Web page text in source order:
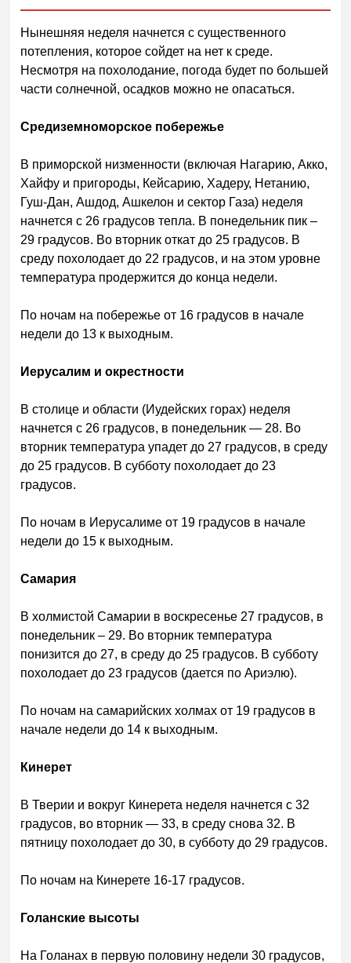
Нынешняя неделя начнется с существенного
потепления, которое сойдет на нет к среде.
Несмотря на похолодание, погода будет по большей
части солнечной, осадков можно не опасаться.
Средиземноморское побережье
В приморской низменности (включая Нагарию, Акко,
Хайфу и пригороды, Кейсарию, Хадеру, Нетанию,
Гуш-Дан, Ашдод, Ашкелон и сектор Газа) неделя
начнется с 26 градусов тепла. В понедельник пик –
29 градусов. Во вторник откат до 25 градусов. В
среду похолодает до 22 градусов, и на этом уровне
температура продержится до конца недели.
По ночам на побережье от 16 градусов в начале
недели до 13 к выходным.
Иерусалим и окрестности
В столице и области (Иудейских горах) неделя
начнется с 26 градусов, в понедельник — 28. Во
вторник температура упадет до 27 градусов, в среду
до 25 градусов. В субботу похолодает до 23
градусов.
По ночам в Иерусалиме от 19 градусов в начале
недели до 15 к выходным.
Самария
В холмистой Самарии в воскресенье 27 градусов, в
понедельник – 29. Во вторник температура
понизится до 27, в среду до 25 градусов. В субботу
похолодает до 23 градусов (дается по Ариэлю).
По ночам на самарийских холмах от 19 градусов в
начале недели до 14 к выходным.
Кинерет
В Тверии и вокруг Кинерета неделя начнется с 32
градусов, во вторник — 33, в среду снова 32. В
пятницу похолодает до 30, в субботу до 29 градусов.
По ночам на Кинерете 16-17 градусов.
Голанские высоты
На Голанах в первую половину недели 30 градусов,